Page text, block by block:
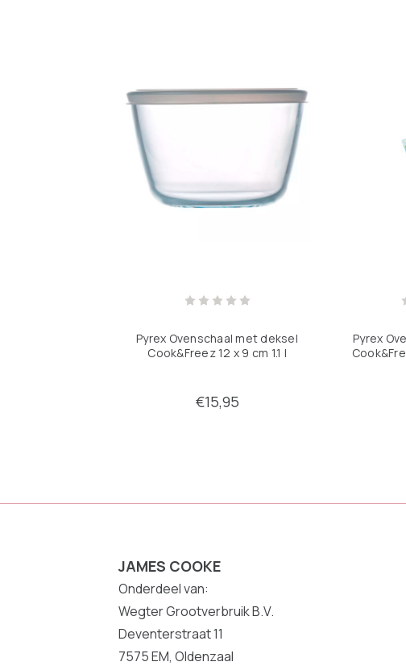
Pyrex Ovenschaal met deksel
Cook&Freez 12 x 9 cm 1.1 l
€15,95
Pyrex
JAMES COOKE
Onderdeel van:
Wegter Grootverbruik B.V.
Deventerstraat 11
7575 EM, Oldenzaal